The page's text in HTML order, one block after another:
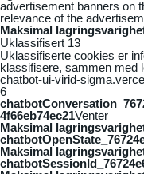
advertisement banners on
relevance of the
Maksimal
Uklassifisert 13
Uklassifiserte cookies er
klassifisere, sammen med
chatbot-ui-virid-
6
4f66eb74ec21Venter
Maksimal
Maksimal